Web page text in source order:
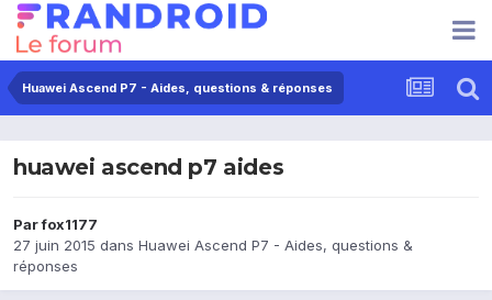
Huawei Ascend P7 - Aides, questions & réponses
huawei ascend p7 aides
Parfox1177
27 juin 2015 dans Huawei Ascend P7 - Aides, questions &
réponses